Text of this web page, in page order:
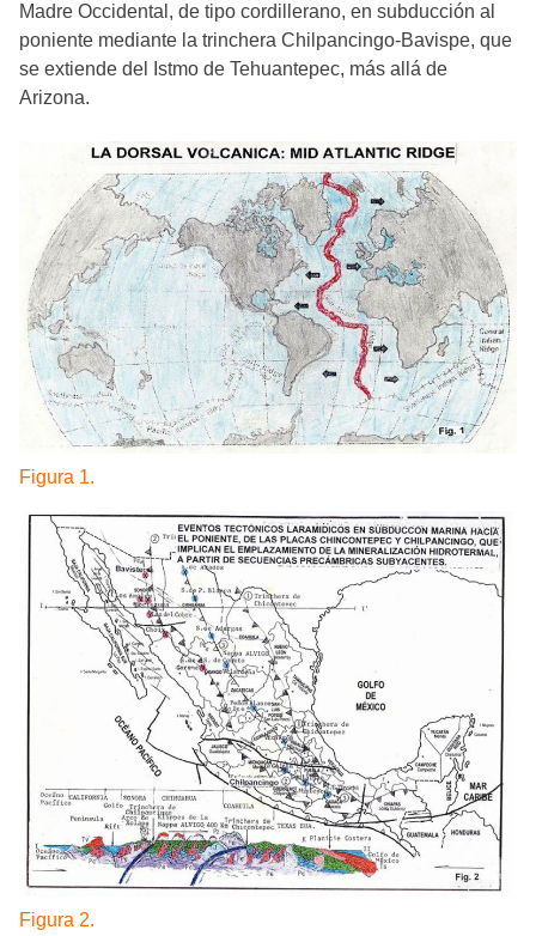
Madre Occidental, de tipo cordillerano, en subducción al
poniente mediante la trinchera Chilpancingo-Bavispe, que
se extiende del Istmo de Tehuantepec, más allá de
Arizona.
Figura 1.
Figura 2.